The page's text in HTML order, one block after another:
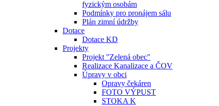
fyzickým osobám
Podmínky pro pronájem sálu
Plán zimní údržby
Dotace
Dotace KD
Projekty
Projekt "Zelená obec"
Realizace Kanalizace a ČOV
Úpravy v obci
Opravy čekáren
FOTO VÝPUST
STOKA K